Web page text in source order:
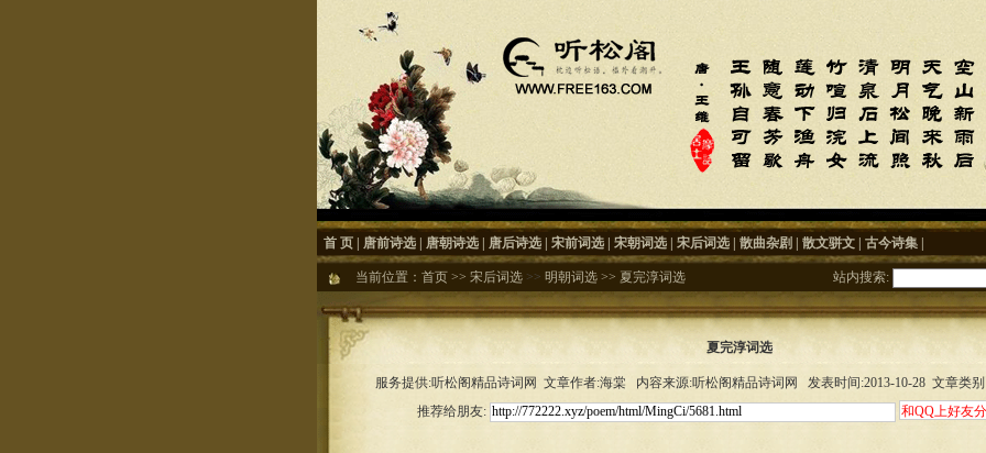
首 页 唐前诗选 唐朝诗选 唐后诗选 宋前词选 宋朝词选 宋后词选 散曲杂剧 散文骈文 古今诗集
当前位置： 首页 >> 宋后词选 >> 明朝词选 >> 夏完淳词选 站内搜索:
夏完淳词选
服务提供:听松阁精品诗词网 文章作者:海棠 内容来源:听松阁精品诗词网 发表时间:2013-10-28 文章类
推荐给朋友: